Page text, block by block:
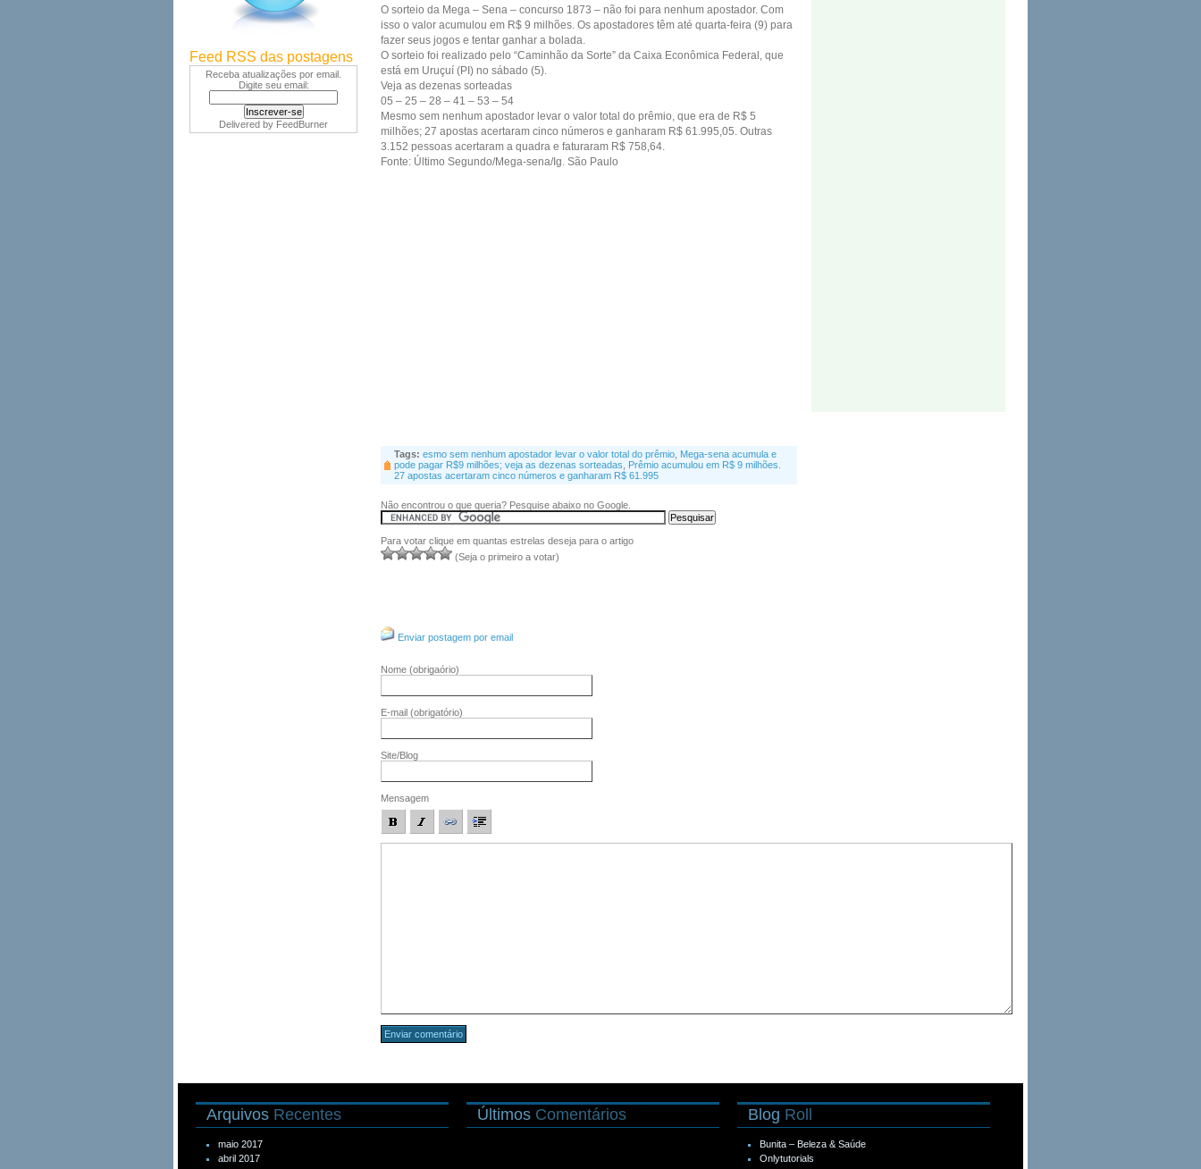
Feed RSS das postagens
Receba atualizações por email.
Digite seu email:
Delivered by FeedBurner
O sorteio da Mega – Sena – concurso 1873 – não foi para nenhum apostador. Com
isso o valor acumulou em R$ 9 milhões. Os apostadores têm até quarta-feira (9) para
fazer seus jogos e tentar ganhar a bolada.
O sorteio foi realizado pelo “Caminhão da Sorte” da Caixa Econômica Federal, que
está em Uruçuí (PI) no sábado (5).
Veja as dezenas sorteadas
05 – 25 – 28 – 41 – 53 – 54
Mesmo sem nenhum apostador levar o valor total do prêmio, que era de R$ 5
milhões; 27 apostas acertaram cinco números e ganharam R$ 61.995,05. Outras
3.152 pessoas acertaram a quadra e faturaram R$ 758,64.
Fonte: Último Segundo/Mega-sena/Ig. São Paulo
Tags: esmo sem nenhum apostador levar o valor total do prêmio Mega-sena acumula e
pode pagar R$9 milhões; veja as dezenas sorteadas
Prêmio acumulou em R$ 9 milhões.
27 apostas acertaram cinco números e ganharam R$ 61.995
Não encontrou o que queria? Pesquise abaixo no Google.
Para votar clique em quantas estrelas deseja para o artigo
(Seja o primeiro a votar)
Enviar postagem por email
Nome (obrigaório)
E-mail (obrigatório)
Site/Blog
Mensagem
Arquivos Recentes
maio 2017
abril 2017
Últimos Comentários Blog Roll
Bunita – Beleza & Saúde
Onlytutorials